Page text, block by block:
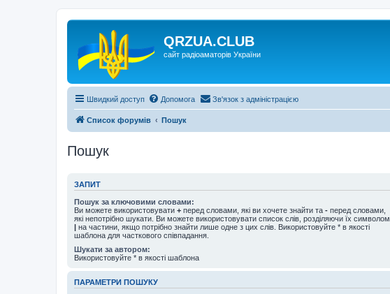
QRZUA.CLUB
сайт радіоаматорів України
Швидкий доступ Допомога Зв'язок з адміністрацією
Список форумів Пошук
Пошук
ЗАПИТ
Пошук за ключовими словами:
Ви можете використовувати + перед словами, які ви хочете знайти та - перед словами,
які непотрібно шукати. Ви можете використовувати список слів, розділяючи їх символом
| на частини, якщо потрібно знайти лише одне з цих слів. Використовуйте * в якості
шаблона для часткового співпадання.
Шукати за автором:
Використовуйте * в якості шаблона
ПАРАМЕТРИ ПОШУКУ